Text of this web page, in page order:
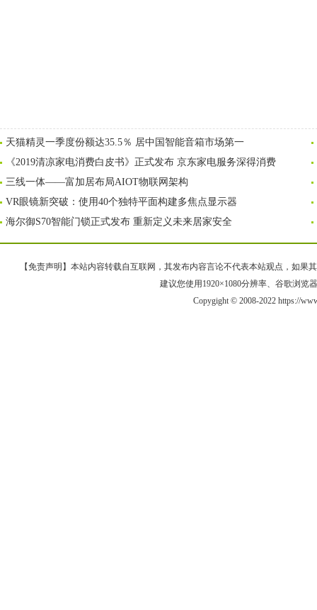
天猫精灵一季度份额达35.5％ 居中国智能音箱市场第一
《2019清凉家电消费白皮书》正式发布 京东家电服务深得消费
三线一体——富加居布局AIOT物联网架构
VR眼镜新突破：使用40个独特平面构建多焦点显示器
海尔御S70智能门锁正式发布 重新定义未来居家安全
【免责声明】本站内容转载自互联网，其发布内容言论不代表本站观点，如果
建议您使用1920×1080分辨率、谷歌浏览
Copygight © 2008-2022 https://